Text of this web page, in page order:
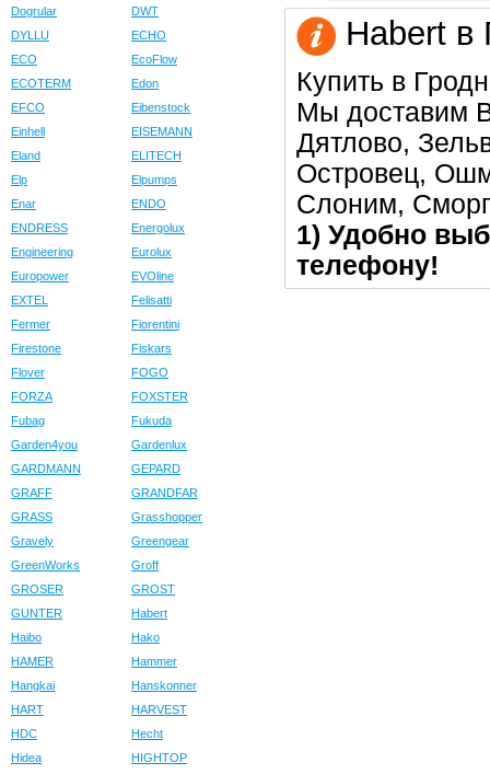
Dogrular
DWT
DYLLU
ECHO
ECO
EcoFlow
ECOTERM
Edon
EFCO
Eibenstock
Einhell
EISEMANN
Eland
ELITECH
Elp
Elpumps
Enar
ENDO
ENDRESS
Energolux
Engineering
Eurolux
Europower
EVOline
EXTEL
Felisatti
Fermer
Fiorentini
Firestone
Fiskars
Flover
FOGO
FORZA
FOXSTER
Fubag
Fukuda
Garden4you
Gardenlux
GARDMANN
GEPARD
GRAFF
GRANDFAR
GRASS
Grasshopper
Gravely
Greengear
GreenWorks
Groff
GROSER
GROST
GUNTER
Habert
Haibo
Hako
HAMER
Hammer
Hangkai
Hanskonner
HART
HARVEST
HDC
Hecht
Hidea
HIGHTOP
Habert в
Купить в
Мы доставим
Дятлово,
Островец,
Слоним,
1) Удобно
телефону!